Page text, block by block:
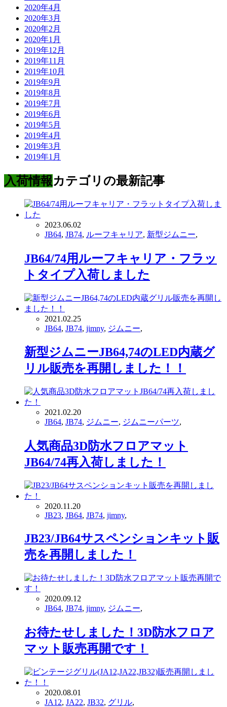
2020年4月
2020年3月
2020年2月
2020年1月
2019年12月
2019年11月
2019年10月
2019年9月
2019年8月
2019年7月
2019年6月
2019年5月
2019年4月
2019年3月
2019年1月
入荷情報カテゴリの最新記事
2023.06.02
JB64, JB74, ルーフキャリア, 新型ジムニー,
JB64/74用ルーフキャリア・フラッ
トタイプ入荷しました
2021.02.25
JB64, JB74, jimny, ジムニー,
新型ジムニーJB64,74のLED内蔵グ
リル販売を再開しました！！
2021.02.20
JB64, JB74, ジムニー, ジムニーパーツ,
人気商品3D防水フロアマット
JB64/74再入荷しました！
2020.11.20
JB23, JB64, JB74, jimny,
JB23/JB64サスペンションキット販
売を再開しました！
2020.09.12
JB64, JB74, jimny, ジムニー,
お待たせしました！3D防水フロア
マット販売再開です！
2020.08.01
JA12, JA22, JB32, グリル,